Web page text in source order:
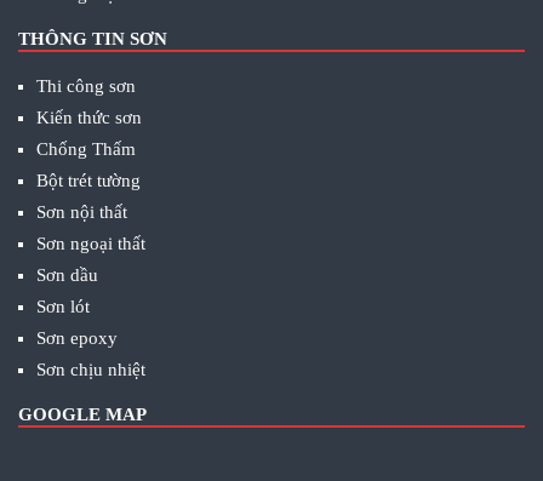
THÔNG TIN SƠN
Thi công sơn
Kiến thức sơn
Chống Thấm
Bột trét tường
Sơn nội thất
Sơn ngoại thất
Sơn dầu
Sơn lót
Sơn epoxy
Sơn chịu nhiệt
GOOGLE MAP